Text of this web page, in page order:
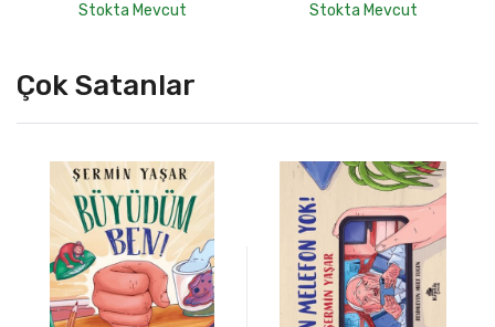
Stokta Mevcut Stokta Mevcut
Çok Satanlar
10 10